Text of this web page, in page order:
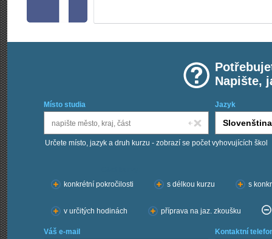
Napište,
Místo studia Jazyk
Určete místo, jazyk a druh kurzu - zobrazí se počet vyhovujících škol
konkrétní pokročilosti
s délkou kurzu s
v určitých hodinách příprava na jaz. zkoušku
Váš e-mail Kontaktní